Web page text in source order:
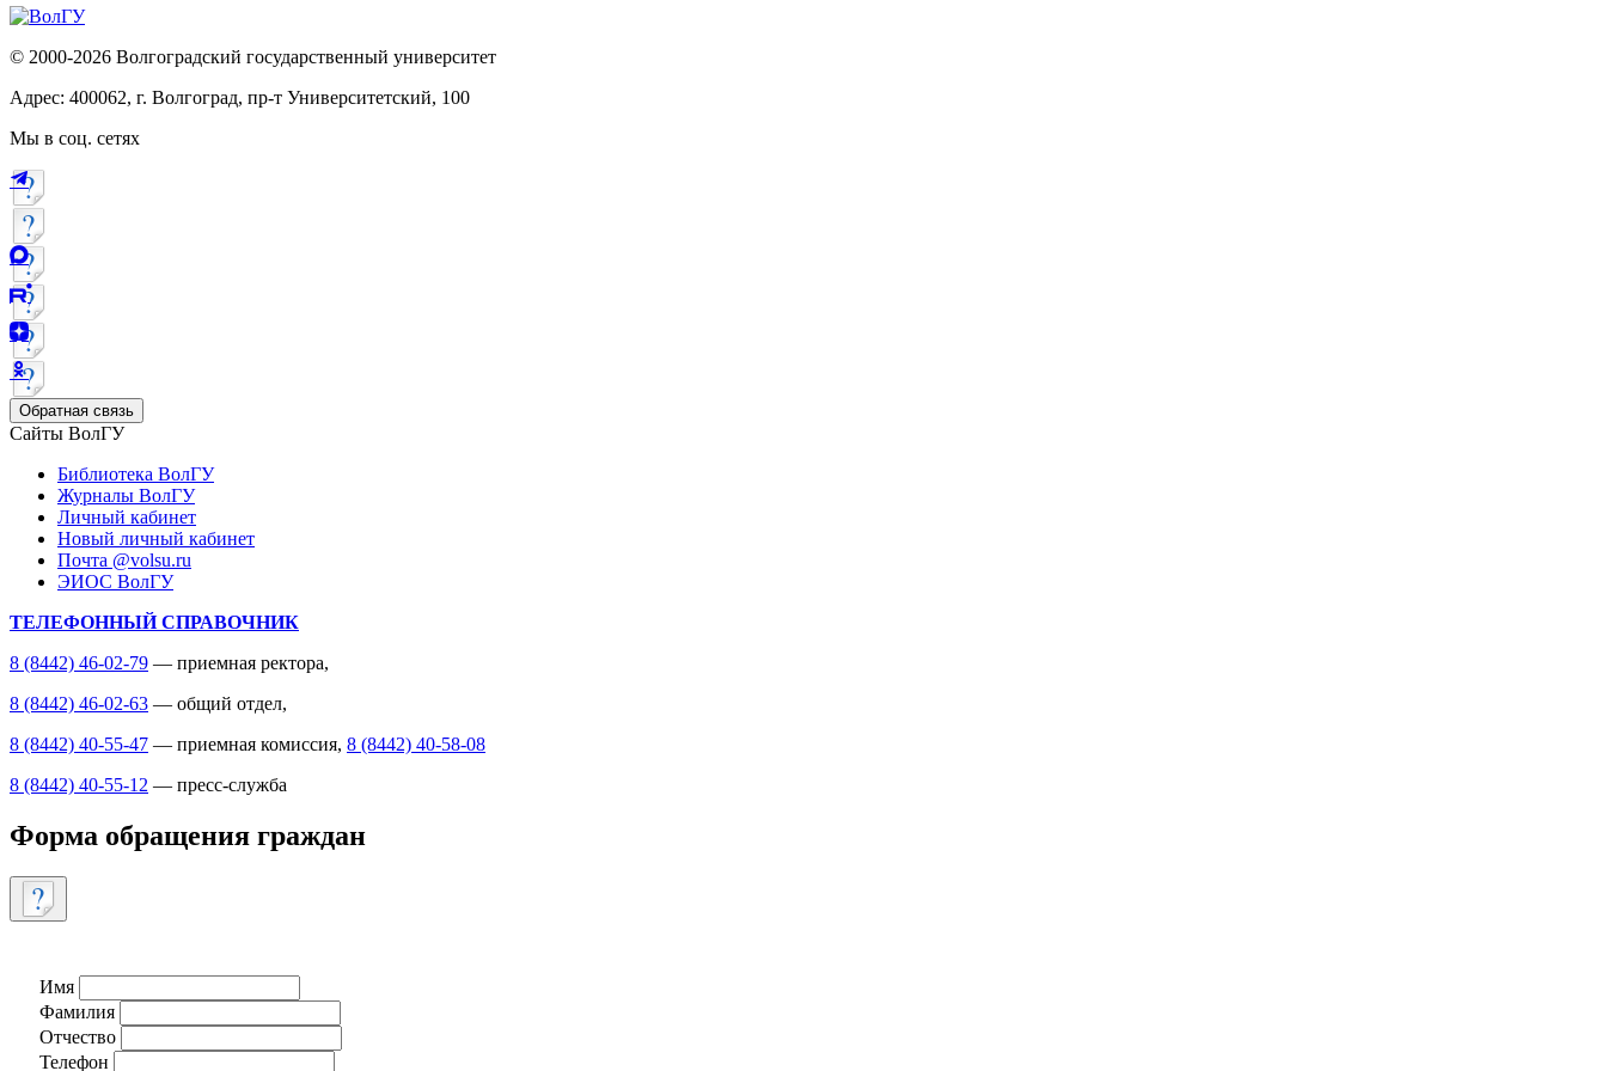
© 2000-2026 Волгоградский государственный университет
Адрес: 400062, г. Волгоград, пр-т Университетский, 100
Мы в соц. сетях
Обратная связь
Сайты ВолГУ
Библиотека ВолГУ
Журналы ВолГУ
Личный кабинет
Новый личный кабинет
Почта @volsu.ru
ЭИОС ВолГУ
ТЕЛЕФОННЫЙ СПРАВОЧНИК
8 (8442) 46-02-79 — приемная ректора,
8 (8442) 46-02-63 — общий отдел,
8 (8442) 40-55-47 — приемная комиссия, 8 (8442) 40-58-08
8 (8442) 40-55-12 — пресс-служба
Форма обращения граждан
Имя
Фамилия
Отчество
Телефон